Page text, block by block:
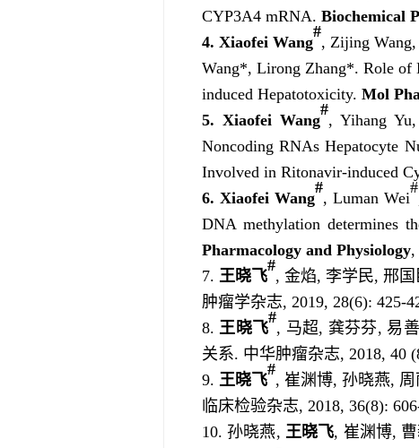
CYP3A4 mRNA. Biochemical
4. Xiaofei Wang
#
, Zijing Wang,
Wang*, Lirong Zhang*. Role of
induced Hepatotoxicity. Mol
5.Xiaofei Wang
#
, Yihang
Noncoding RNAs Hepatocyte
Involved in Ritonavir-induced
6.Xiaofei Wang
#
, Luman Wei
#
DNA methylation determines
Pharmacology and Physiology,
7. 王晓飞
#
, 金焰, 李学民, 邢
肿瘤学杂志, 2019, 28(6): 425-
8. 王晓飞
#
, 马超, 龚芬芬, 易
关系. 中华肿瘤杂志, 2018, 40
9. 王晓飞
#
, 崔渊博, 孙晓燕,
临床检验杂志, 2018, 36(8):
10. 孙晓燕, 王晓飞, 崔渊博,